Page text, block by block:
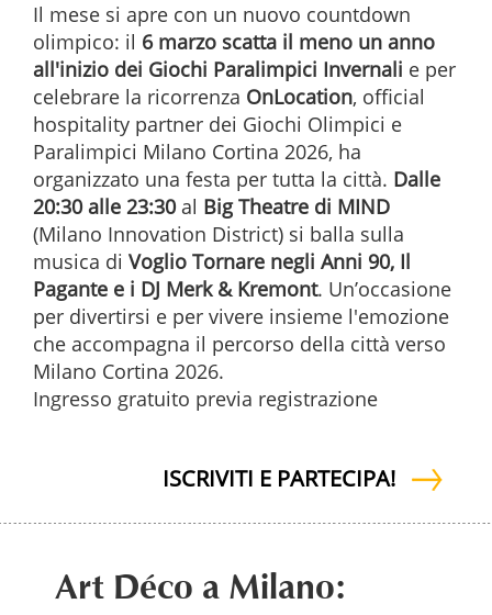
Il mese si apre con un nuovo countdown
olimpico: il 6 marzo scatta il meno un anno
all'inizio dei Giochi Paralimpici Invernali e per
celebrare la ricorrenza OnLocation, official
hospitality partner dei Giochi Olimpici e
Paralimpici Milano Cortina 2026, ha
organizzato una festa per tutta la città. Dalle
20:30 alle 23:30 al Big Theatre di MIND
(Milano Innovation District) si balla sulla
musica di Voglio Tornare negli Anni 90, Il
Pagante e i DJ Merk & Kremont. Un’occasione
per divertirsi e per vivere insieme l'emozione
che accompagna il percorso della città verso
Milano Cortina 2026.
Ingresso gratuito previa registrazione
ISCRIVITI E PARTECIPA!
Art Déco a Milano: